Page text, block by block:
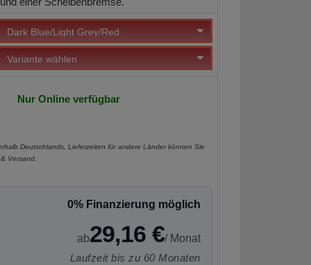
Nur Online verfügbar
Deutschlands, Lieferzeiten für andere Länder können Sie
Versand.
0% Finanzierung möglich
ab29,16 €/ Monat
Laufzeit bis zu 60 Monaten